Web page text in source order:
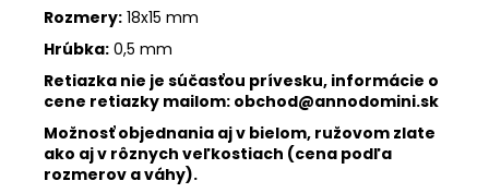
Rozmery: 18x15 mm
Hrúbka: 0,5 mm
Retiazka nie je súčasťou prívesku, informácie o
cene retiazky mailom: obchod@annodomini.sk
Možnosť objednania aj v bielom, ružovom zlate
ako aj v rôznych veľkostiach (cena podľa
rozmerov a váhy).